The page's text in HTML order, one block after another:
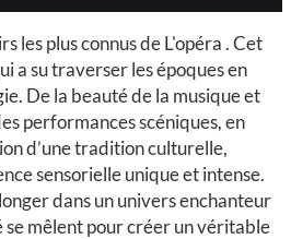
les plus connus de L'opéra . Cet
a su traverser les époques en
De la beauté de la musique et
performances scéniques, en
d’une tradition culturelle,
sensorielle unique et intense.
dans un univers enchanteur
se mêlent pour créer un véritable